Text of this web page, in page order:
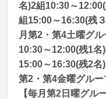
名)2組10:30～
組15:00～16:30(残
月第2・第4土曜グ
10:30～12:00(残1名
15:00～16:30(残2名
第2・第4金曜グル
【毎月第2日曜グル